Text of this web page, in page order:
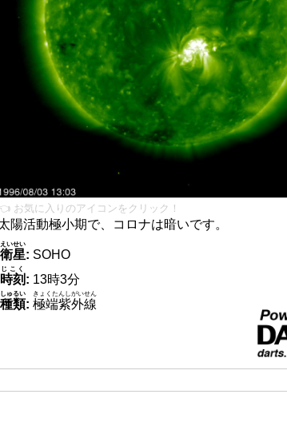
お気に入りのアイコンをクリック！
陽活動極小期で、コロナは暗いです。
衛星
えいせい
: SOHO
時刻
じこく
: 13時3分
種類
しゅるい
: 極端紫外線
きょくたんしがいせん